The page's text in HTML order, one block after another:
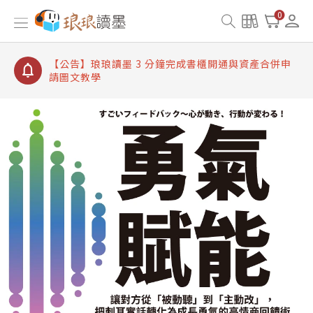
0
【公告】琅琅讀墨書櫃開通常見問題
【公告】琅琅讀墨 3 分鐘完成書櫃開通與資產合併申
【公告】琅琅書店服務升級重要說明及資產合併結果
查詢